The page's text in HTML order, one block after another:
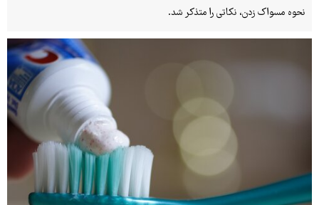
نحوه مسواک زدن، نکاتی را متذکر شد.